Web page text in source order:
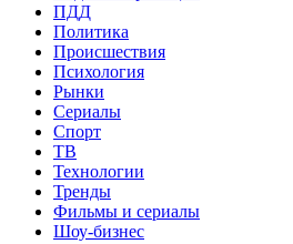
ПДД
Политика
Происшествия
Психология
Рынки
Сериалы
Спорт
ТВ
Технологии
Тренды
Фильмы и сериалы
Шоу-бизнес